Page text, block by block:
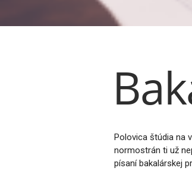
Polovica štúdia na
normostrán ti už
písaní bakalárskej